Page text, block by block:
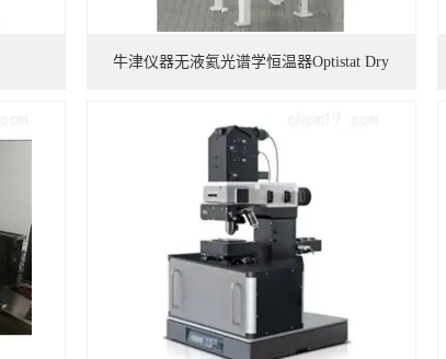
牛津仪器无液氦光谱学恒温器Optistat Dry